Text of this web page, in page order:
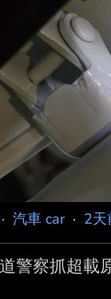
零件換掉嗎？
汽車 car· 2天
警察抓超載